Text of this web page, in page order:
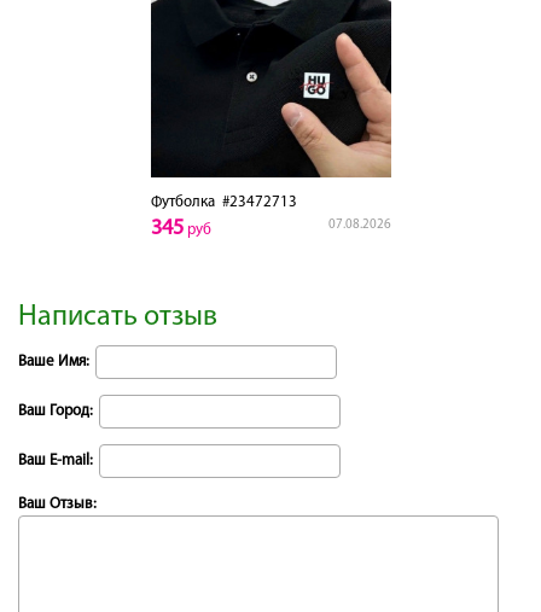
Футболка#23472713
07.08.2026
345руб
Написать отзыв
Ваше Имя:
Ваш Город:
Ваш E-mail:
Ваш Отзыв: